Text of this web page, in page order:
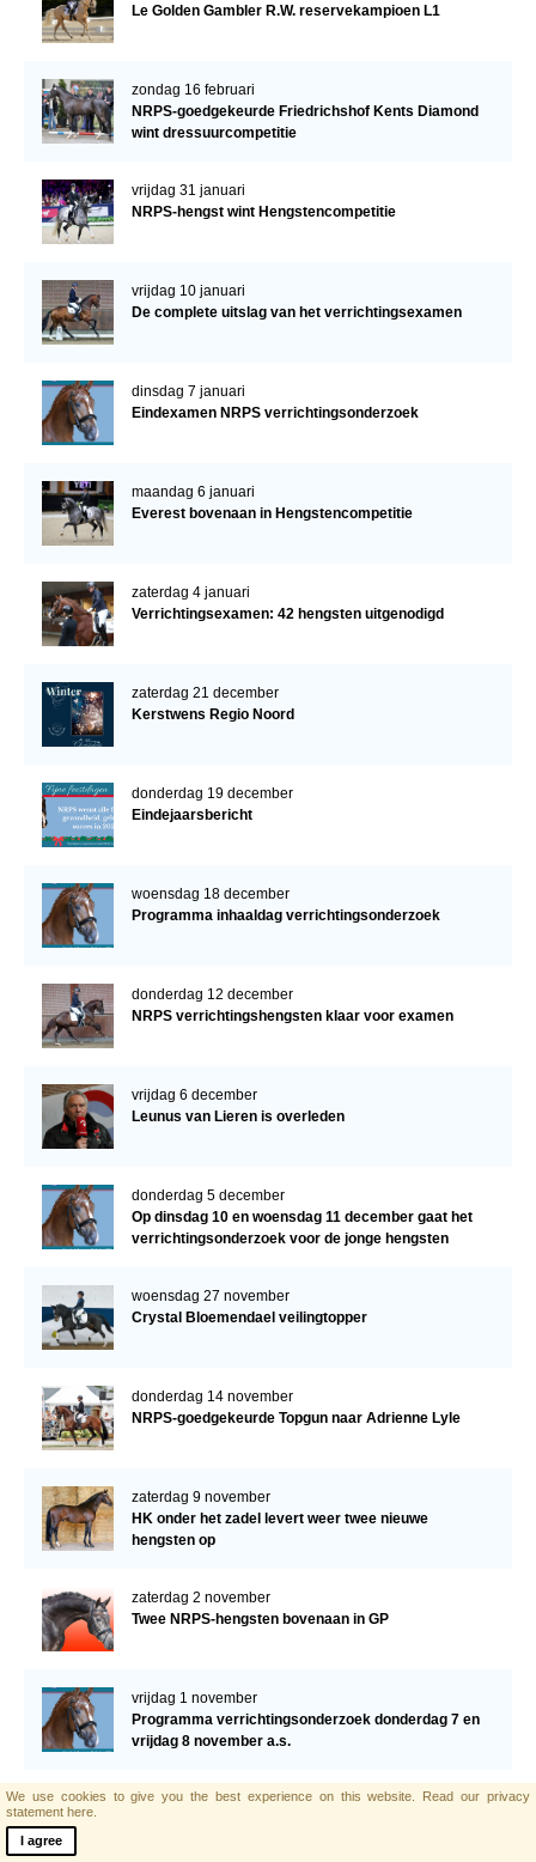
Le Golden Gambler R.W. reservekampioen L1
zondag 16 februari
NRPS-goedgekeurde Friedrichshof Kents Diamond
wint dressuurcompetitie
vrijdag 31 januari
NRPS-hengst wint Hengstencompetitie
vrijdag 10 januari
De complete uitslag van het verrichtingsexamen
dinsdag 7 januari
Eindexamen NRPS verrichtingsonderzoek
maandag 6 januari
Everest bovenaan in Hengstencompetitie
zaterdag 4 januari
Verrichtingsexamen: 42 hengsten uitgenodigd
zaterdag 21 december
Kerstwens Regio Noord
donderdag 19 december
Eindejaarsbericht
woensdag 18 december
Programma inhaaldag verrichtingsonderzoek
donderdag 12 december
NRPS verrichtingshengsten klaar voor examen
vrijdag 6 december
Leunus van Lieren is overleden
donderdag 5 december
Op dinsdag 10 en woensdag 11 december gaat het
verrichtingsonderzoek voor de jonge hengsten
woensdag 27 november
Crystal Bloemendael veilingtopper
donderdag 14 november
NRPS-goedgekeurde Topgun naar Adrienne Lyle
zaterdag 9 november
HK onder het zadel levert weer twee nieuwe
hengsten op
zaterdag 2 november
Twee NRPS-hengsten bovenaan in GP
vrijdag 1 november
Programma verrichtingsonderzoek donderdag 7 en
vrijdag 8 november a.s.
vrijdag 1 november
We use cookies to give you the best experience on this website. Read our privacy
statement here.
I agree